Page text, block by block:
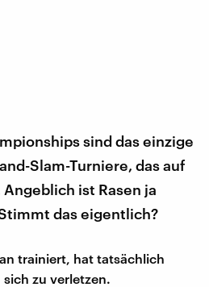
sind das einzige
Slam-Turniere, das auf
ist Rasen ja
das eigentlich?
trainiert, hat tatsächlich
zu verletzen.